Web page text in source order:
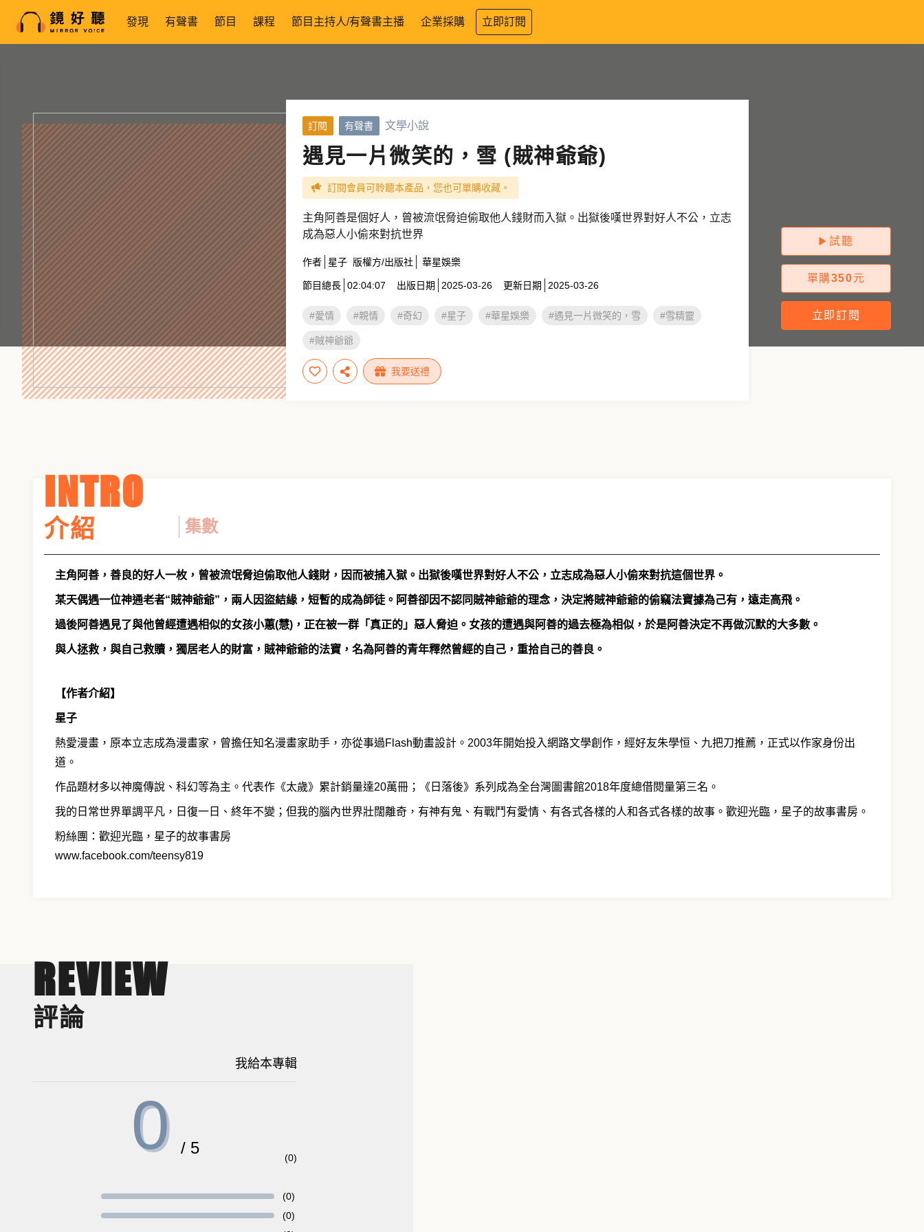
發現 有聲書 節目 課程 節目主持人/有聲書主播 企業採購 立即訂閱
訂閱 有聲書 文學小說
遇見一片微笑的，雪 (賊神爺爺)
訂閱會員可聆聽本產品，您也可單購收藏。
主角阿善是個好人，曾被流氓脅迫偷取他人錢財而入獄。出獄後嘆世界對好人不公，立志
成為惡人小偷來對抗世界
作者 星子 版權方/出版社 華星娛樂
節目總長 02:04:07 出版日期 2025-03-26 更新日期 2025-03-26
#愛情 #親情 #奇幻 #星子 #華星娛樂 #遇見一片微笑的，雪 #雪精靈
#賊神爺爺
我要送禮
試聽
單購350元
立即訂閱
INTRO
介紹 集數
主角阿善，善良的好人一枚，曾被流氓脅迫偷取他人錢財，因而被捕入獄。出獄後嘆世界對好人不公，立志成為惡人小偷來對抗這個世界。
某天偶遇一位神通老者“賊神爺爺”，兩人因盜結緣，短暫的成為師徒。阿善卻因不認同賊神爺爺的理念，決定​​將賊神爺爺的偷竊法寶據為己有，遠走高飛。
過後阿善遇見了與他曾經遭遇相似的女孩小蕙(慧)，正在被一群「真正的」惡人脅迫。女孩的遭遇與阿善的過去極為相似，於是阿善決定不再做沉默的大多數。
與人拯救，與自己救贖，獨居老人的財富，賊神爺爺的法寶，名為阿善的青年釋然曾經的自己，重拾自己的善良。
【作者介紹】
星子
熱愛漫畫，原本立志成為漫畫家，曾擔任知名漫畫家助手，亦從事過Flash動畫設計。2003年開始投入網路文學創作，經好友朱學恒、九把刀推薦，正式以作家身份出
道。
作品題材多以神魔傳說、科幻等為主。代表作《太歲》累計銷量達20萬冊；《日落後》系列成為全台灣圖書館2018年度總借閱量第三名。
我的日常世界單調平凡，日復一日、終年不變；但我的腦內世界壯闊離奇，有神有鬼、有戰鬥有愛情、有各式各樣的人和各式各樣的故事。歡迎光臨，星子的故事書房。
粉絲團：歡迎光臨，星子的故事書房
www.facebook.com/teensy819
原著：星子
監製：李涵菲
編劇：曉寶、雅言、張延康、糯米
劇本監修：林明昌
後期：悅宸錄音製作工作室 趙元蓉(Amy)
畫師：鈺昇動畫RKC
幕後花絮：寶雅優聲(陳彥)、迪駿錄音室(歐弟)
錄音：迪駿錄音室(歐弟)、擎天信使錄音室(小逸)
REVIEW
評論
我給本專輯
0 / 5
(0)
(0)
(0)